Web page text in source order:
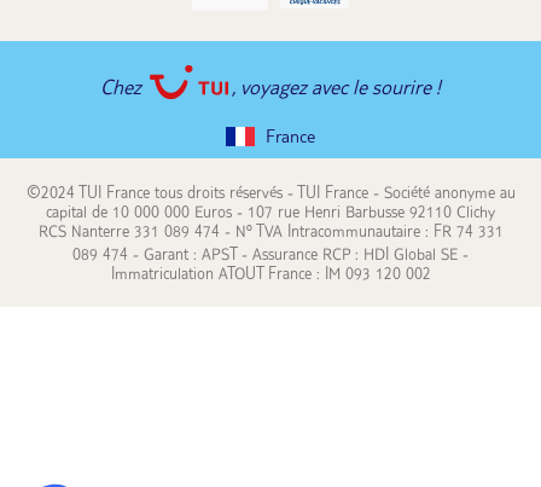
Chez , voyagez avec le sourire !
France
©2024 TUI France tous droits réservés - TUI France - Société anonyme au
capital de 10 000 000 Euros - 107 rue Henri Barbusse 92110 Clichy
RCS Nanterre 331 089 474 - N° TVA Intracommunautaire : FR 74 331
089 474 - Garant : APST - Assurance RCP : HDI Global SE -
Immatriculation ATOUT France : IM 093 120 002